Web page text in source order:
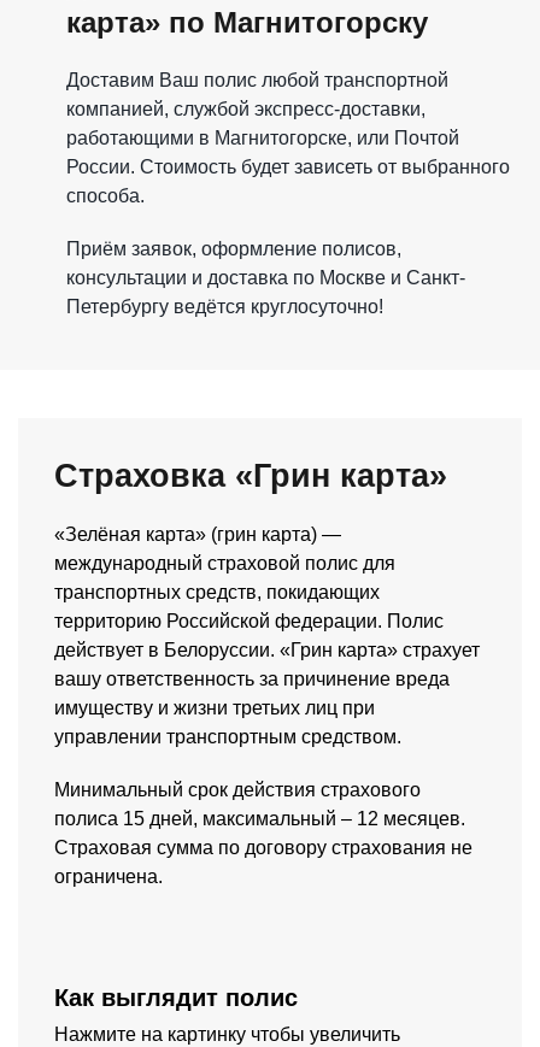
карта» по Магнитогорску
Доставим Ваш полис любой транспортной
компанией, службой экспресс-доставки,
работающими в Магнитогорске, или Почтой
России. Стоимость будет зависеть от выбранного
способа.
Приём заявок, оформление полисов,
консультации и доставка по Москве и Санкт-
Петербургу ведётся круглосуточно!
Страховка «Грин карта»
«Зелёная карта» (грин карта) —
международный страховой полис для
транспортных средств, покидающих
территорию Российской федерации. Полис
действует в Белоруссии. «Грин карта» страхует
вашу ответственность за причинение вреда
имуществу и жизни третьих лиц при
управлении транспортным средством.
Минимальный срок действия страхового
полиса 15 дней, максимальный – 12 месяцев.
Страховая сумма по договору страхования не
ограничена.
Как выглядит полис
Нажмите на картинку чтобы увеличить